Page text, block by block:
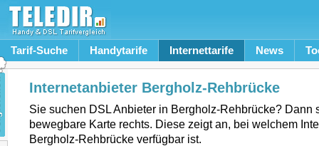
Tarif-Suche Handytarife Internettarife News
Internetanbieter Bergholz-Rehbrücke
Sie suchen DSL Anbieter in Bergholz-Rehbrücke? Dann
bewegbare Karte rechts. Diese zeigt an, bei welchem
Bergholz-Rehbrücke verfügbar ist.